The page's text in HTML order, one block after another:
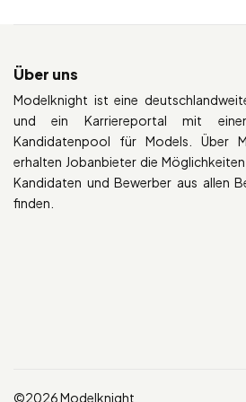
Über uns
Modelknight ist eine
und ein Karriereportal mit
Kandidatenpool für Models. Über
erhalten Jobanbieter die
Kandidaten und Bewerber aus allen
finden.
©2026 Modelknight